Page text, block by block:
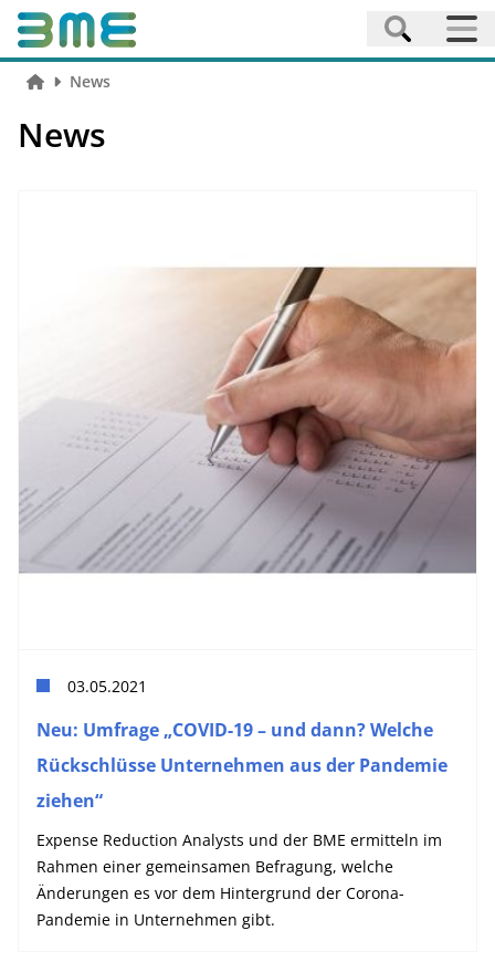
News
News
03.05.2021
Neu: Umfrage „COVID-19 – und dann? Welche
Rückschlüsse Unternehmen aus der Pandemie
ziehen“
Expense Reduction Analysts und der BME ermitteln im
Rahmen einer gemeinsamen Befragung, welche
Änderungen es vor dem Hintergrund der Corona-
Pandemie in Unternehmen gibt.